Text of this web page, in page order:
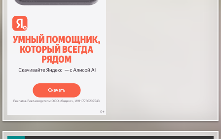
Астрономы впервые засекли спящую
сверхмассивную черную дыру на краю
галактики по вспышке от разрушенной
звезды
Астрономы впервые засекли спящую
сверхмассивную черную дыру на краю галактики по
вспышке от разрушенной звезды
naked-science.ru | 2 hours ago